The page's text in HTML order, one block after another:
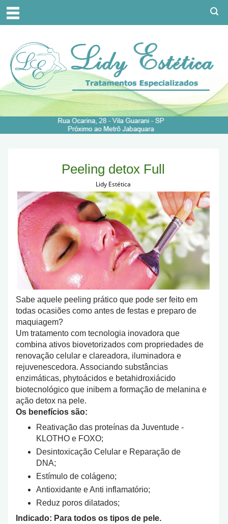
Peeling detox Full
Lidy Estética
Sabe aquele peeling prático que pode ser feito em
todas ocasiões como antes de festas e preparo de
maquiagem?
Um tratamento com tecnologia inovadora que
combina ativos biovetorizados com propriedades de
renovação celular e clareadora, iluminadora e
rejuvenescedora. Associando substâncias
enzimáticas, phytoácidos e betahidroxiácido
biotecnológico que inibem a formação de melanina e
ação detox na pele.
Os benefícios são:
Reativação das proteínas da Juventude -
KLOTHO e FOXO;
Desintoxicação Celular e Reparação de
DNA;
Estímulo de colágeno;
Antioxidante e Anti inflamatório;
Reduz poros dilatados;
Indicado: Para todos os tipos de pele.